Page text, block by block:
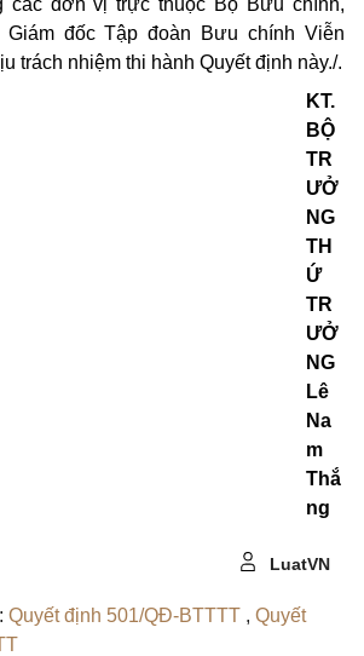
các đơn vị trực thuộc Bộ Bưu chính,
Giám đốc Tập đoàn Bưu chính Viễn
trách nhiệm thi hành Quyết định này./.
KT.
BỘ
TR
ƯỞ
NG
TH
Ứ
TR
ƯỞ
NG
Lê
Na
m
Thắ
ng
LuatVN
Quyết định 501/QĐ-BTTTT , Quyết